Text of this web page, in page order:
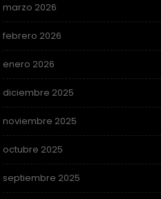
marzo 2026
febrero 2026
enero 2026
diciembre 2025
noviembre 2025
octubre 2025
septiembre 2025